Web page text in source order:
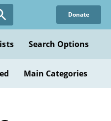
Donate
Search Options
Main Categories